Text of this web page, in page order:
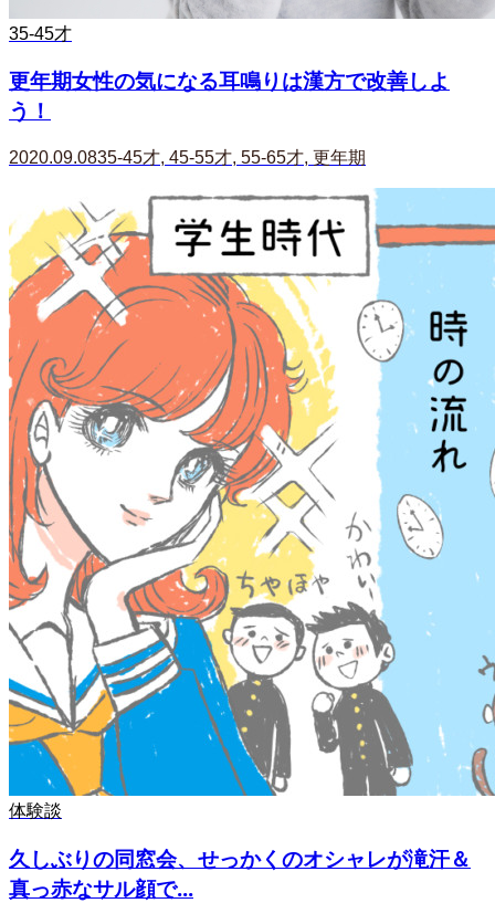
35-45才
更年期女性の気になる耳鳴りは漢方で改善しよ
う！
2020.09.0835-45才, 45-55才, 55-65才, 更年期
体験談
久しぶりの同窓会、せっかくのオシャレが滝汗＆
真っ赤なサル顔で...